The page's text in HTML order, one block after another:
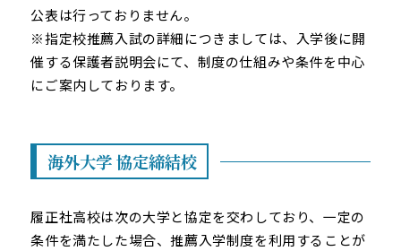
公表は行っておりません。
※指定校推薦入試の詳細につきましては、入学後に開
催する保護者説明会にて、制度の仕組みや条件を中心
にご案内しております。
海外大学 協定締結校
履正社高校は次の大学と協定を交わしており、一定の
条件を満たした場合、推薦入学制度を利用することが